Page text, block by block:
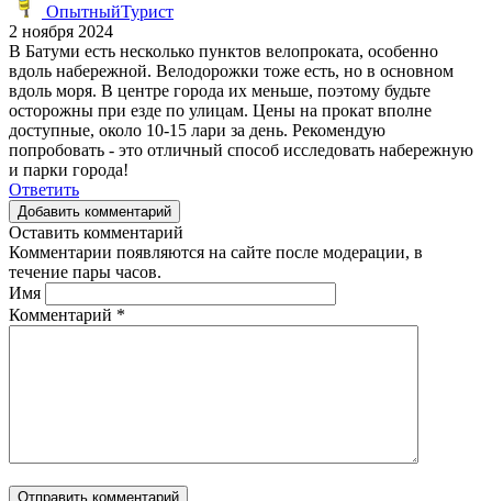
ОпытныйТурист
2 ноября 2024
В Батуми есть несколько пунктов велопроката, особенно
вдоль набережной. Велодорожки тоже есть, но в основном
вдоль моря. В центре города их меньше, поэтому будьте
осторожны при езде по улицам. Цены на прокат вполне
доступные, около 10-15 лари за день. Рекомендую
попробовать - это отличный способ исследовать набережную
и парки города!
Ответить
Добавить комментарий
Оставить комментарий
Комментарии появляются на сайте после модерации, в
течение пары часов.
Имя
Комментарий *